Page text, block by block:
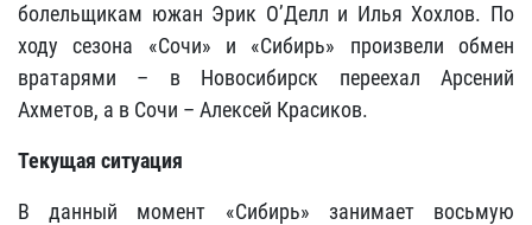
болельщикам южан Эрик О’Делл и Илья Хохлов. По
ходу сезона «Сочи» и «Сибирь» произвели обмен
вратарями – в Новосибирск переехал Арсений
Ахметов, а в Сочи – Алексей Красиков.
Текущая ситуация
В данный момент «Сибирь» занимает восьмую